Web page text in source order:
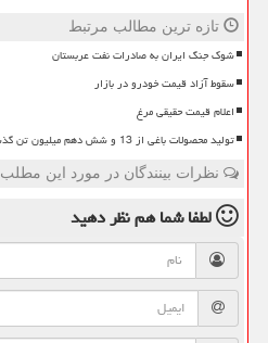
تازه ترین مطالب مرتبط
شوک جنگ ایران به صادرات نفت عربستان
سقوط آزاد قیمت خودرو در بازار
اعلام قیمت حقیقی مرغ
تولید محصولات باغی از 13 و شش دهم میلیون تن گذشت
نظرات بینندگان در مورد این مطلب
لطفا شما همنظر دهید